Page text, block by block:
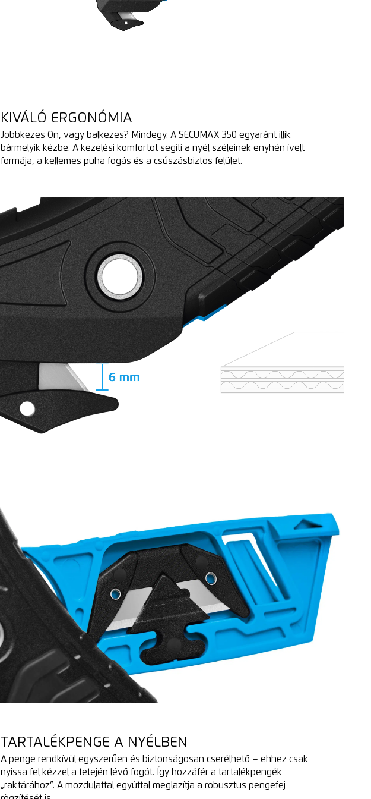
KIVÁLÓ ERGONÓMIA
Jobbkezes Ön, vagy balkezes? Mindegy. A SECUMAX 350 egyaránt illik
bármelyik kézbe. A kezelési komfortot segíti a nyél széleinek enyhén ívelt
formája, a kellemes puha fogás és a csúszásbiztos felület.
TARTALÉKPENGE A NYÉLBEN
A penge rendkívül egyszerűen és biztonságosan cserélhető – ehhez csak
nyissa fel kézzel a tetején lévő fogót. Így hozzáfér a tartalékpengék
„raktárához”. A mozdulattal egyúttal meglazítja a robusztus pengefej